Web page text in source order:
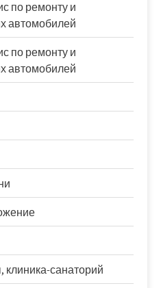
по ремонту и
автомобилей
по ремонту и
автомобилей
санаторий